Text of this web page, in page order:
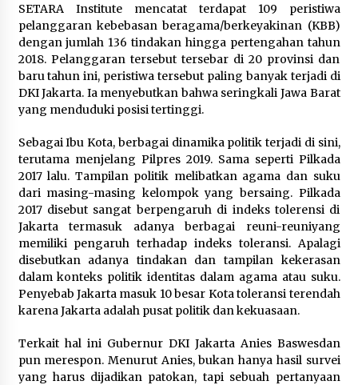
SETARA Institute mencatat terdapat 109 peristiwa
pelanggaran kebebasan beragama/berkeyakinan (KBB)
dengan jumlah 136 tindakan hingga pertengahan tahun
2018. Pelanggaran tersebut tersebar di 20 provinsi dan
baru tahun ini, peristiwa tersebut paling banyak terjadi di
DKI Jakarta. Ia menyebutkan bahwa seringkali Jawa Barat
yang menduduki posisi tertinggi.
Sebagai Ibu Kota, berbagai dinamika politik terjadi di sini,
terutama menjelang Pilpres 2019. Sama seperti Pilkada
2017 lalu. Tampilan politik melibatkan agama dan suku
dari masing-masing kelompok yang bersaing. Pilkada
2017 disebut sangat berpengaruh di indeks tolerensi di
Jakarta termasuk adanya berbagai reuni-reuniyang
memiliki pengaruh terhadap indeks toleransi. Apalagi
disebutkan adanya tindakan dan tampilan kekerasan
dalam konteks politik identitas dalam agama atau suku.
Penyebab Jakarta masuk 10 besar Kota toleransi terendah
karena Jakarta adalah pusat politik dan kekuasaan.
Terkait hal ini Gubernur DKI Jakarta Anies Baswesdan
pun merespon. Menurut Anies, bukan hanya hasil survei
yang harus dijadikan patokan, tapi sebuah pertanyaan